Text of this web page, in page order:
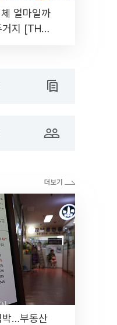
얼마일까
거지 [THE
박…부동산